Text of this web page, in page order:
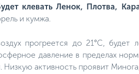
клевать Ленок, Плотва,
и кумжа.
прогреется до 21°C,
давление в пределах
. Низкую активность проявит